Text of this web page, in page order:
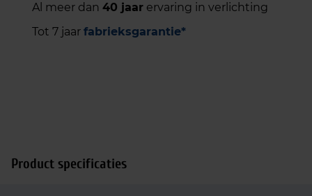
Al meer dan 40 jaar ervaring in verlichting
Tot 7 jaar fabrieksgarantie*
Product specificaties